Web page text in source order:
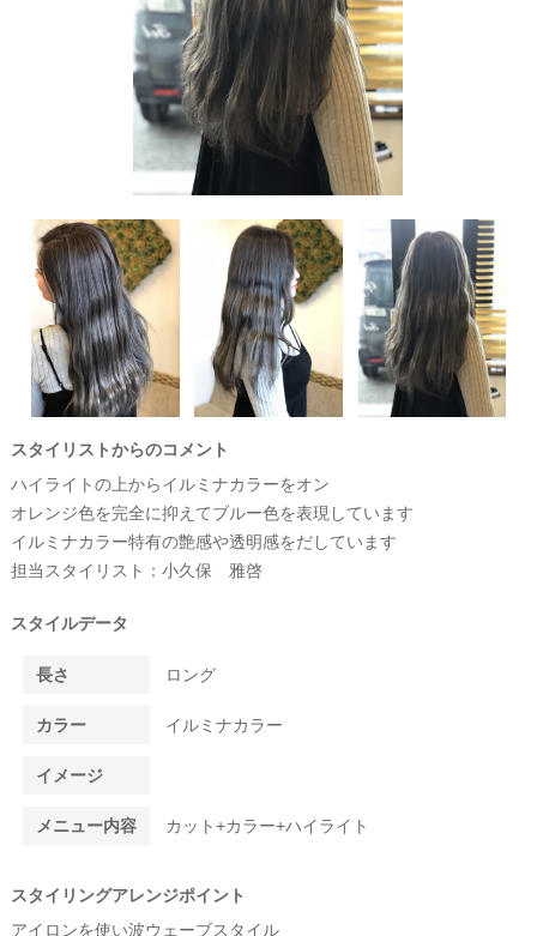
スタイリストからのコメント
ハイライトの上からイルミナカラーをオン
オレンジ色を完全に抑えてブルー色を表現しています
イルミナカラー特有の艶感や透明感をだしています
担当スタイリスト：小久保 雅啓
スタイルデータ
長さ ロング
カラー イルミナカラー
イメージ
メニュー内容 カット+カラー+ハイライト
スタイリングアレンジポイント
アイロンを使い波ウェーブスタイル